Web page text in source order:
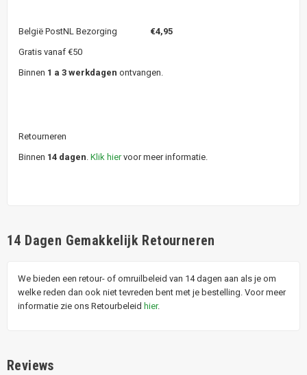
België PostNL Bezorging €4,95
Gratis vanaf €50
Binnen 1 a 3 werkdagen ontvangen.
Retourneren
Binnen 14 dagen. Klik hiervoor meer informatie.
14 Dagen Gemakkelijk Retourneren
We bieden een retour- of omruilbeleid van 14 dagen aan als je om
welke reden dan ook niet tevreden bent met je bestelling. Voor meer
informatie zie ons Retourbeleid hier.
Reviews